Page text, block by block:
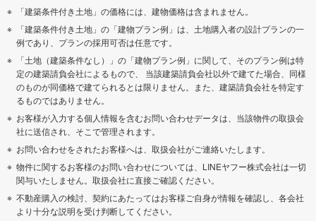
「建築条件付き土地」の価格には、建物価格は含まれません。
「建築条件付き土地」の「建物プラン例」は、土地購入者の設計プランの一
例であり、プランの採用可否は任意です。
「土地（建築条件なし）」の「建物プラン例」に関して、そのプラン例は特
定の建築請負会社によるもので、 当該建築請負会社以外で建てた場合、同様
のものが同価格で建てられるとは限りません。また、建築請負会社を特定す
るものではありません。
お客様が入力する個人情報を含むお問い合わせデータは、当該物件の取扱会
社に送信され、そこで管理されます。
お問い合わせをされたお客様へは、取扱会社がご連絡いたします。
物件に関するお客様のお問い合わせについては、LINEヤフー株式会社は一切
関与いたしません。取扱会社に直接ご確認ください。
不動産購入の検討、契約にあたってはお客様ご自身が情報を確認し、各会社
より十分な説明を受け判断してください。